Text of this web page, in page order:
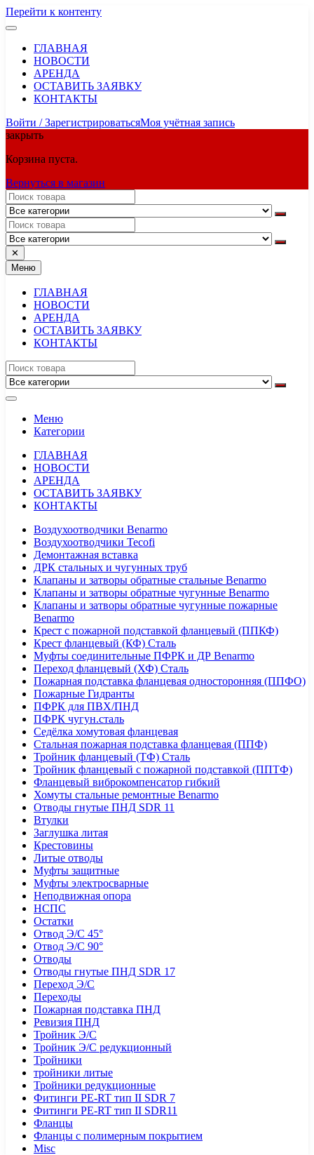
Перейти к контенту
ГЛАВНАЯ
НОВОСТИ
АРЕНДА
ОСТАВИТЬ ЗАЯВКУ
КОНТАКТЫ
Войти / ЗарегистрироватьсяМоя учётная запись
закрыть
Корзина пуста.
Вернуться в магазин
✕
Меню
ГЛАВНАЯ
НОВОСТИ
АРЕНДА
ОСТАВИТЬ ЗАЯВКУ
КОНТАКТЫ
Меню
Категории
ГЛАВНАЯ
НОВОСТИ
АРЕНДА
ОСТАВИТЬ ЗАЯВКУ
КОНТАКТЫ
Воздухоотводчики Benarmo
Воздухоотводчики Tecofi
Демонтажная вставка
ДРК стальных и чугунных труб
Клапаны и затворы обратные стальные Benarmo
Клапаны и затворы обратные чугунные Benarmo
Клапаны и затворы обратные чугунные пожарные
Benarmo
Крест с пожарной подставкой фланцевый (ППКФ)
Крест фланцевый (КФ) Сталь
Муфты соединительные ПФРК и ДР Benarmo
Переход фланцевый (ХФ) Сталь
Пожарная подставка фланцевая односторонняя (ППФО)
Пожарные Гидранты
ПФРК для ПВХ/ПНД
ПФРК чугун.сталь
Седёлка хомутовая фланцевая
Стальная пожарная подставка фланцевая (ППФ)
Тройник фланцевый (ТФ) Сталь
Тройник фланцевый с пожарной подставкой (ППТФ)
Фланцевый виброкомпенсатор гибкий
Хомуты стальные ремонтные Benarmo
Отводы гнутые ПНД SDR 11
Втулки
Заглушка литая
Крестовины
Литые отводы
Муфты защитные
Муфты электросварные
Неподвижная опора
НСПС
Остатки
Отвод Э/С 45°
Отвод Э/С 90°
Отводы
Отводы гнутые ПНД SDR 17
Переход Э/С
Переходы
Пожарная подставка ПНД
Ревизия ПНД
Тройник Э/С
Тройник Э/С редукционный
Тройники
тройники литые
Тройники редукционные
Фитинги PE-RT тип II SDR 7
Фитинги PE-RT тип II SDR11
Фланцы
Фланцы с полимерным покрытием
Misc